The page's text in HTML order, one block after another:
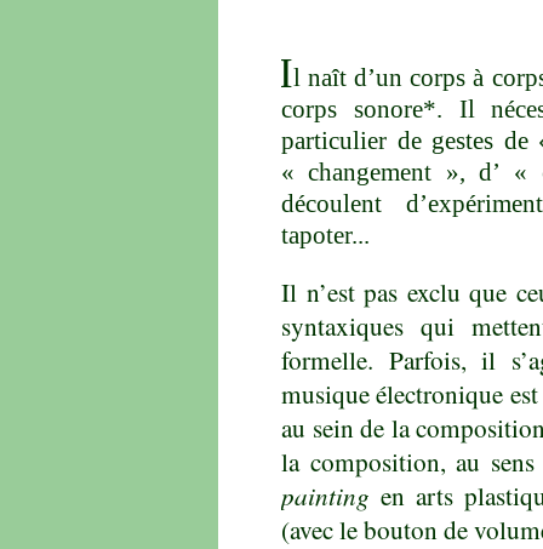
Il naît d’un corps à
corps sonore*. Il
particulier de gestes
« changement », d’
découlent
tapoter...
Il n’est pas exclu que
syntaxiques qui
formelle. Parfois, il
musique électronique
au sein de la
la composition, au
painting en arts
(avec le bouton de